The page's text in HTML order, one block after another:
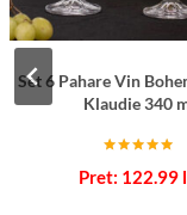
Set 6 Pahare Vin
Klaudie 340
5.00
122.99